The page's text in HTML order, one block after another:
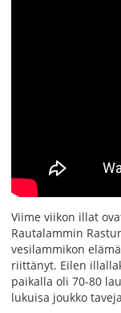
Viime viikon illat
Rautalammin
vesilammikon
riittänyt. Eilen
paikalla oli 70-80
lukuisa joukko